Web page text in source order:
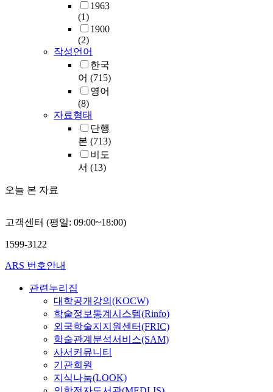
1963
(1)
1900
(2)
작성언어
한국
어 (715)
영어
(8)
자료형태
단행
본 (713)
비도
서 (13)
오늘 본 자료
고객센터 (평일: 09:00~18:00)
1599-3122
ARS 번호안내
관련누리집
대학공개강의(KOCW)
학술정보통계시스템(Rinfo)
외국학술지지원센터(FRIC)
학술관계분석서비스(SAM)
사서커뮤니티
기관회원
지식나눔(LOOK)